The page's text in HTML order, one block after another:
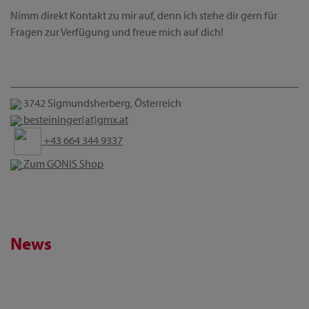
Nimm direkt Kontakt zu mir auf, denn ich stehe dir gern für
Fragen zur Verfügung und freue mich auf dich!
3742 Sigmundsherberg, Österreich
besteininger(at)gmx.at
+43 664 344 9337
Zum GONIS Shop
News